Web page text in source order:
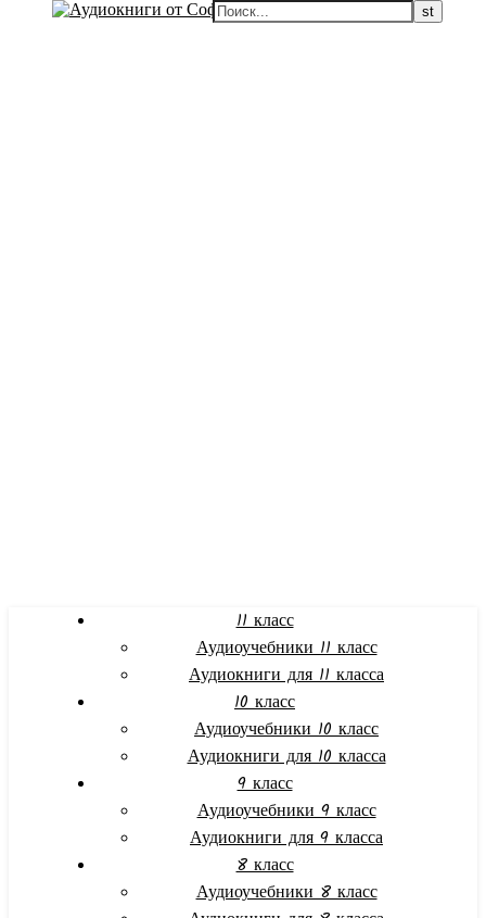
11 класс
Аудиоучебники 11 класс
Аудиокниги для 11 класса
10 класс
Аудиоучебники 10 класс
Аудиокниги для 10 класса
9 класс
Аудиоучебники 9 класс
Аудиокниги для 9 класса
8 класс
Аудиоучебники 8 класс